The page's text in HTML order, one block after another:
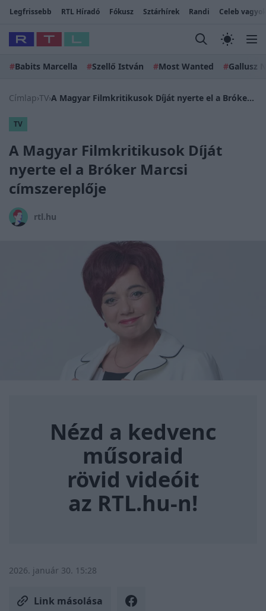
Legfrissebb RTL Híradó Fókusz Sztárhírek Randi Celeb
#Babits Marcella #Szellő István #Most Wanted #Gallusz
Címlap›TV› A Magyar Filmkritikusok Díját nyerte el a Bróker Marcsi címszereplője
TV
A Magyar Filmkritikusok Díját
nyerte el a Bróker Marcsi
címszereplője
rtl.hu
Nézd a kedvenc
műsoraid
rövid videóit
az RTL.hu-n!
2026. január 30. 15:28
Link másolása